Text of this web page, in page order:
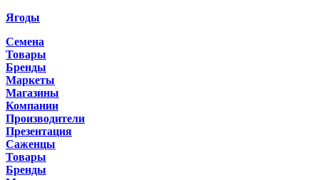
Ягоды
Семена
Товары
Бренды
Маркеты
Магазины
Компании
Производители
Презентация
Саженцы
Товары
Бренды